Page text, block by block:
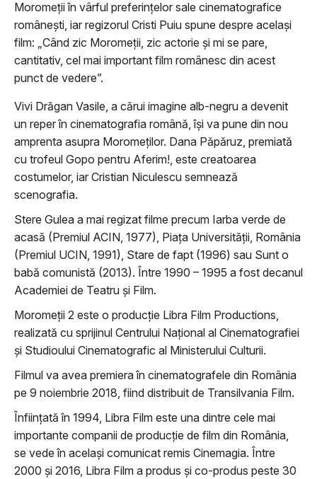
Moromeții în vârful preferințelor sale cinematografice
românești, iar regizorul Cristi Puiu spune despre același
film: „Când zic Moromeţii, zic actorie şi mi se pare,
cantitativ, cel mai important film românesc din acest
punct de vedere”.
Vivi Drăgan Vasile, a cărui imagine alb-negru a devenit
un reper în cinematografia română, își va pune din nou
amprenta asupra Moromeților. Dana Păpăruz, premiată
cu trofeul Gopo pentru Aferim!, este creatoarea
costumelor, iar Cristian Niculescu semnează
scenografia.
Stere Gulea a mai regizat filme precum Iarba verde de
acasă (Premiul ACIN, 1977), Piaţa Universităţii, România
(Premiul UCIN, 1991), Stare de fapt (1996) sau Sunt o
babă comunistă (2013). Între 1990 – 1995 a fost decanul
Academiei de Teatru și Film.
Moromeții 2 este o producție Libra Film Productions,
realizată cu sprijinul Centrului Național al Cinematografiei
și Studioului Cinematografic al Ministerului Culturii.
Filmul va avea premiera în cinematografele din România
pe 9 noiembrie 2018, fiind distribuit de Transilvania Film.
Înfiinţată în 1994, Libra Film este una dintre cele mai
importante companii de producţie de film din România,
se vede în acelaşi comunicat remis Cinemagia. Între
2000 și 2016, Libra Film a produs și co-produs peste 30